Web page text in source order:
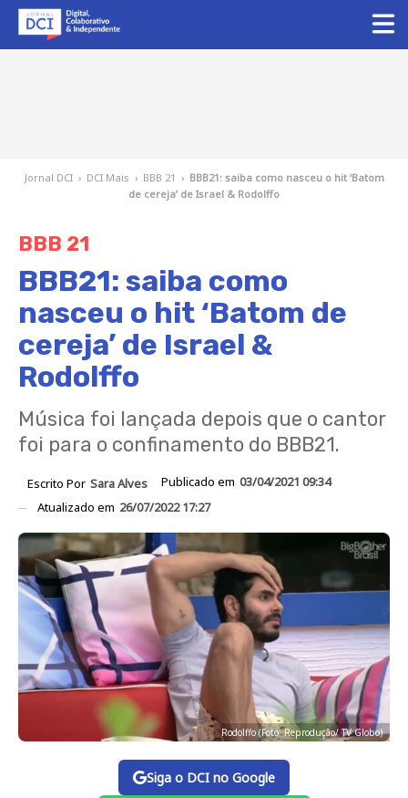
Jornal DCI › DCI Mais › BBB 21 › BBB21: saiba como nasceu o hit ‘Batom
de cereja’ de Israel & Rodolffo
BBB 21
BBB21: saiba como
nasceu o hit ‘Batom de
cereja’ de Israel &
Rodolffo
Música foi lançada depois que o cantor
foi para o confinamento do BBB21.
Escrito Por Sara Alves Publicado em 03/04/2021 09:34
Atualizado em 26/07/2022 17:27
Rodolffo (Foto: Reprodução/ TV Globo)
Siga o DCI no Google